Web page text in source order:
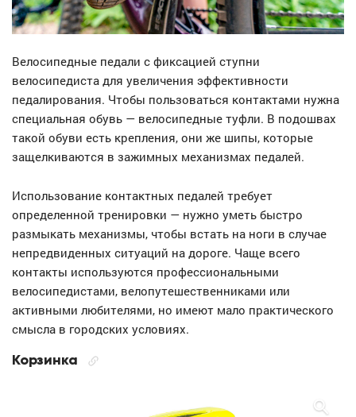
Велосипедные педали с фиксацией ступни
велосипедиста для увеличения эффективности
педалирования. Чтобы пользоваться контактами нужна
специальная обувь — велосипедные туфли. В подошвах
такой обуви есть крепления, они же шипы, которые
защелкиваются в зажимных механизмах педалей.
Использование контактных педалей требует
определенной тренировки — нужно уметь быстро
размыкать механизмы, чтобы встать на ноги в случае
непредвиденных ситуаций на дороге. Чаще всего
контакты используются профессиональными
велосипедистами, велопутешественниками или
активными любителями, но имеют мало практического
смысла в городских условиях.
Корзинка